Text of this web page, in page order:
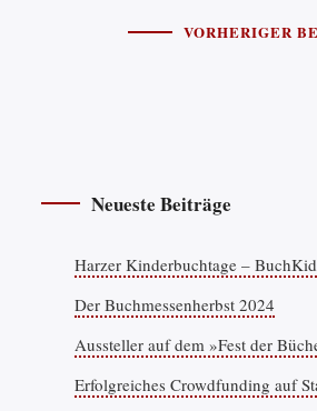
VORHERIGER
Neueste Beiträge
Harzer Kinderbuchtage –
Der Buchmessenherbst 2024
Aussteller auf dem »Fest der
Erfolgreiches Crowdfunding auf